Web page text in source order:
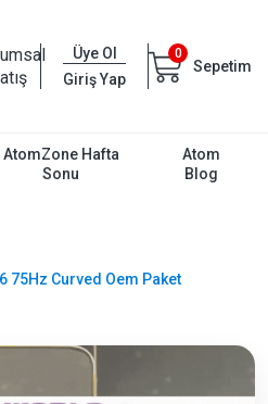
Üye Ol
Giriş Yap
0
Sepetim
AtomZone Hafta
Sonu
Atom
Blog
75Hz Curved Oem Paket